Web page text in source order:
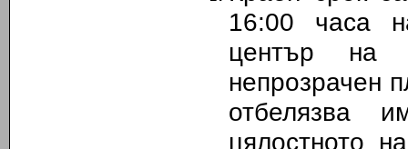
16:00 часа
център на
непрозрачен
отбелязва
цялостното